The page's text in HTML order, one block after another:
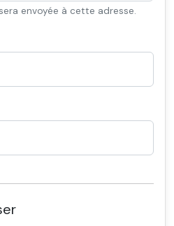
envoyée à cette adresse.